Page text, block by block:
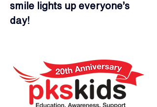
smile lights up everyone’s
day!